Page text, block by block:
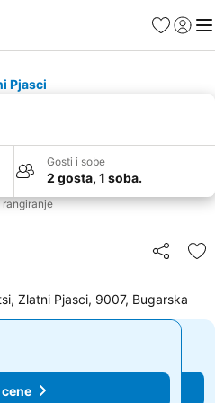
FavoritiPrijavi
Pjasci
Gosti i sobe
2 gosta, 1 soba.
Deli
Zlatni Pjasci, 9007, Bugarska
cene